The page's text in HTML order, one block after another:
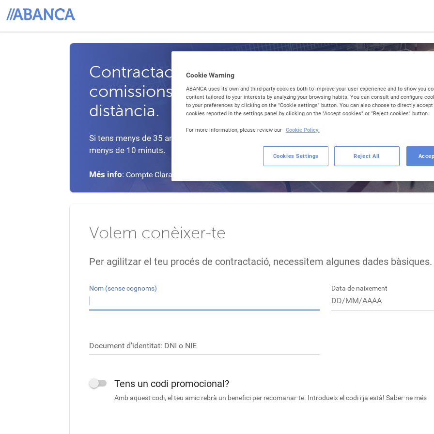
Contractació Compte Jove Nòmina sense
comissions, amb targeta NX i banca a
distància.
Si tens menys de 35 anys, sol·licita el teu
menys de 10 minuts.
Més info: Compte Clara Jove
Volem conèixer-te
Per agilitzar el teu procés de contractació, necessitem algunes dades bàsiques.
Nom (sense cognoms) Data de naixement
Document d'identitat: DNI o NIE
Tens un codi promocional?
Amb aquest codi, el teu amic rebrà un benefici per recomanar-te. Introdueix el codi i ja està! Saber-ne més
Cookie Warning
ABANCA uses its own and third-party cookies both to improve your user experience and to show you
content tailored to your interests by analyzing your browsing habits. You can consult and configure
to your preferences by clicking on the "Cookie settings" button. You can also choose to directly
cookies reported in the settings panel by clicking on the "Accept cookies" or "Reject cookies" button.
For more information, please review our Cookie Policy.
Cookies Settings Reject All